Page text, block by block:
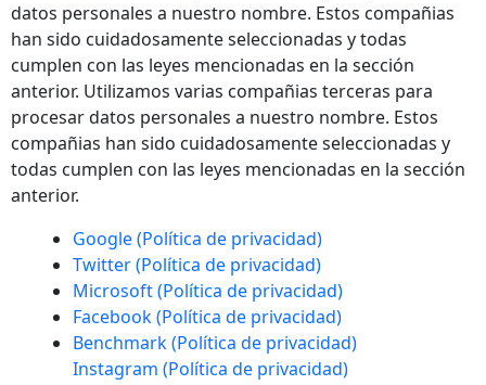
datos personales a nuestro nombre. Estos compañias
han sido cuidadosamente seleccionadas y todas
cumplen con las leyes mencionadas en la sección
anterior. Utilizamos varias compañias terceras para
procesar datos personales a nuestro nombre. Estos
compañias han sido cuidadosamente seleccionadas y
todas cumplen con las leyes mencionadas en la sección
anterior.
Google (Política de privacidad)
Twitter (Política de privacidad)
Microsoft (Política de privacidad)
Facebook (Política de privacidad)
Benchmark (Política de privacidad)
Instagram (Política de privacidad)